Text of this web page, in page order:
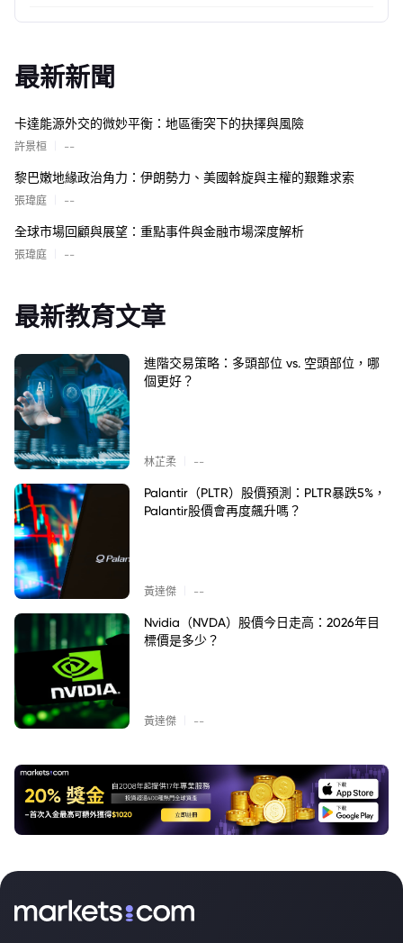
最新新聞
卡達能源外交的微妙平衡：地區衝突下的抉擇與風險
許景桓 --
黎巴嫩地緣政治角力：伊朗勢力、美國斡旋與主權的艱難求索
張瑋庭 --
全球市場回顧與展望：重點事件與金融市場深度解析
張瑋庭 --
最新教育文章
進階交易策略：多頭部位 vs. 空頭部位，哪
個更好？
林芷柔 --
Palantir（PLTR）股價預測：PLTR暴跌5%，
Palantir股價會再度飆升嗎？
黃達傑 --
Nvidia（NVDA）股價今日走高：2026年目
標價是多少？
黃達傑 --